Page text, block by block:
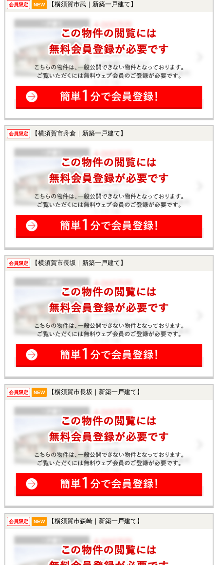
会員限定 NEW 【横須賀市武｜新築一戸建て】
会員限定 【横須賀市舟倉｜新築一戸建て】
会員限定 【横須賀市長坂｜新築一戸建て】
会員限定 NEW 【横須賀市長坂｜新築一戸建て】
会員限定 NEW 【横須賀市森崎｜新築一戸建て】